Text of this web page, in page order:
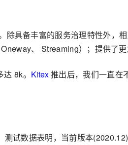
具备丰富的服务治理特性外，
、 Streaming）；提供了更
8k。 Kitex推出后，我们一直在
试数据表明，当前版本